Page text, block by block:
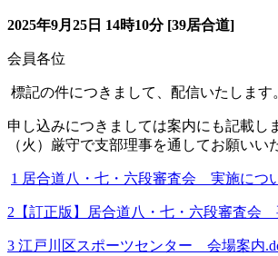
2025年9月25日 14時10分 [39居合道]
会員各位
標記の件につきまして、配信いたします
申し込みにつきましては案内にも記載し
（火）厳守で支部理事を通してお願いい
1 居合道八・七・六段審査会 実施につ
2【訂正版】居合道八・七・六段審査会
3 江戸川区スポーツセンター 会場案内